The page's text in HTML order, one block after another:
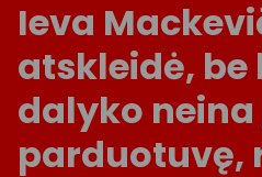
Ieva
atskleidė, be
dalyko neina
parduotuvę,